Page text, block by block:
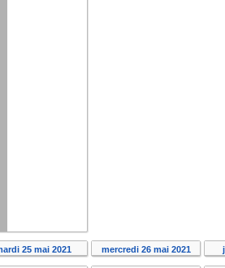
25 mai 2021 mercredi 26 mai 2021